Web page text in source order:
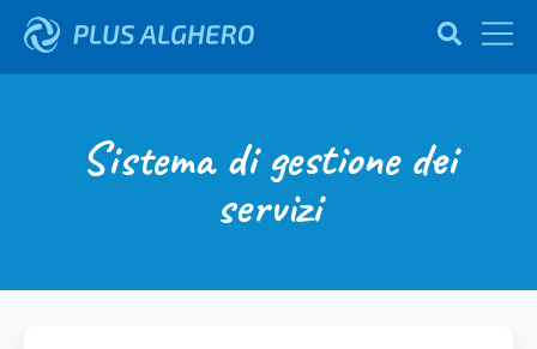
Sistema di gestione dei
servizi